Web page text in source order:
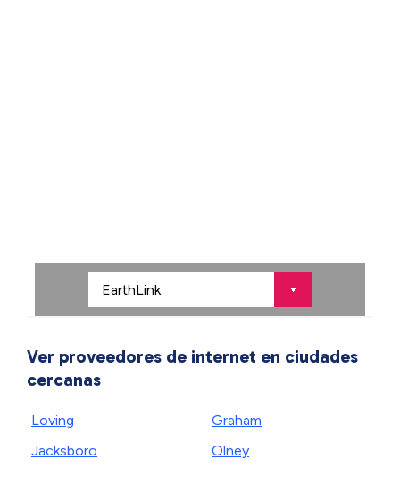
Ver proveedores de internet en ciudades
cercanas
Loving
Jacksboro
Graham
Olney